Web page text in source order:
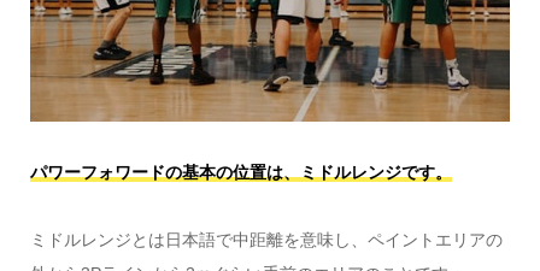
パワーフォワードの基本の位置は、ミドルレンジです。
ミドルレンジとは日本語で中距離を意味し、ペイントエリアの